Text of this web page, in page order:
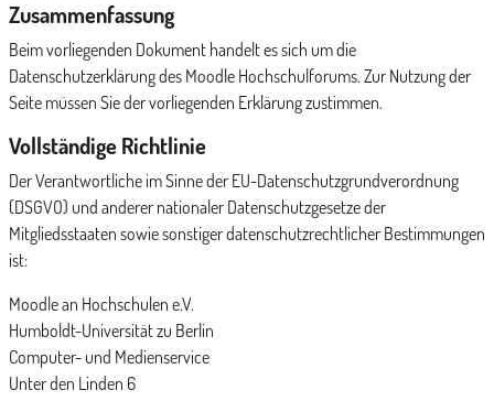
Zusammenfassung
Beim vorliegenden Dokument handelt es sich um die
Datenschutzerklärung des Moodle Hochschulforums. Zur Nutzung der
Seite müssen Sie der vorliegenden Erklärung zustimmen.
Vollständige Richtlinie
Der Verantwortliche im Sinne der EU-Datenschutzgrundverordnung
(DSGVO) und anderer nationaler Datenschutzgesetze der
Mitgliedsstaaten sowie sonstiger datenschutzrechtlicher Bestimmungen
ist:
Moodle an Hochschulen e.V.
Humboldt-Universität zu Berlin
Computer- und Medienservice
Unter den Linden 6